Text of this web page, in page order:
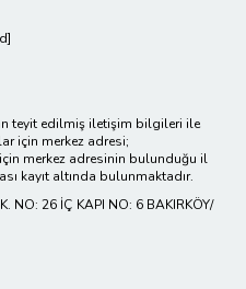
teyit edilmiş iletişim bilgileri ile
için merkez adresi;
merkez adresinin bulunduğu il
kayıt altında bulunmaktadır.
NO: 26 İÇ KAPI NO: 6 BAKIRKÖY/